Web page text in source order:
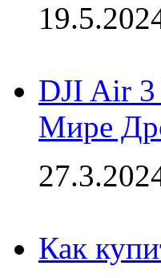
DJI Air
Мире
Как